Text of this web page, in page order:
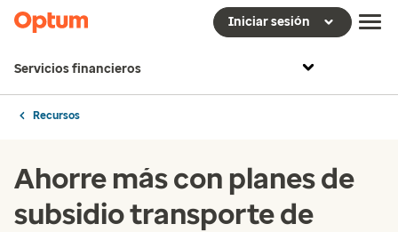
Iniciar sesión
Servicios financieros
Recursos
Ahorre más con planes de
subsidio transporte de